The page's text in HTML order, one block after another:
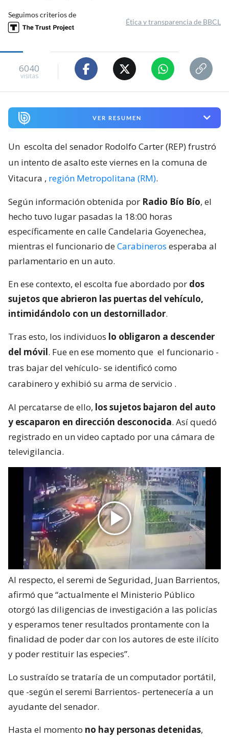
Seguimos criterios de
Ética y transparencia de BBCL
6040
visitas
VER RESUMEN
Un escolta del senador Rodolfo Carter (REP) frustró
un intento de asalto este viernes en la comuna de
Vitacura , región Metropolitana (RM).
Según información obtenida por Radio Bío Bío, el
hecho tuvo lugar pasadas la 18:00 horas
específicamente en calle Candelaria Goyenechea,
mientras el funcionario deCarabineros esperaba al
parlamentario en un auto.
En ese contexto, el escolta fue abordado por dos
sujetos que abrieron las puertas del vehículo,
intimidándolo con un destornillador.
Tras esto, los individuos lo obligaron a descender
del móvil. Fue en ese momento que el funcionario -
tras bajar del vehículo- se identificó como
carabinero y exhibió su arma de servicio .
Al percatarse de ello, los sujetos bajaron del auto
y escaparon en dirección desconocida. Así quedó
registrado en un video captado por una cámara de
televigilancia.
Al respecto, el seremi de Seguridad, Juan Barrientos,
afirmó que “actualmente el Ministerio Público
otorgó las diligencias de investigación a las policías
y esperamos tener resultados prontamente con la
finalidad de poder dar con los autores de este ilícito
y poder restituir las especies”.
Lo sustraído se trataría de un computador portátil,
que -según el seremi Barrientos- pertenecería a un
ayudante del senador.
Hasta el momento no hay personas detenidas,